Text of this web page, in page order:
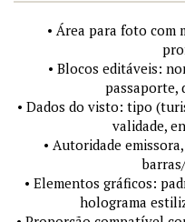
• Área para foto com
• Blocos editáveis:
passaporte,
• Dados do visto: tipo
validade,
• Autoridade
• Elementos gráficos:
holograma